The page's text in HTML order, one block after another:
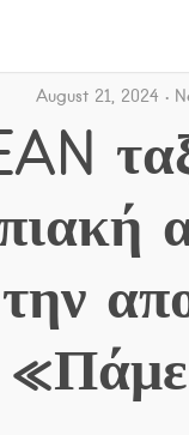
August 21, 2024